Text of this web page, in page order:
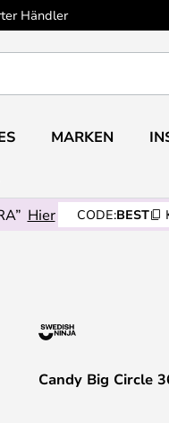
Händler
MARKEN
Hier CODE:BEST
Candy Big Circle